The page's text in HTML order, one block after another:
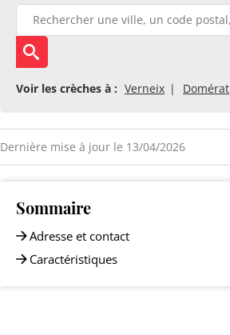
Voir les crèches à : Verneix Domérat
Dernière mise à jour le 13/04/2026
Sommaire
Adresse et contact
Caractéristiques